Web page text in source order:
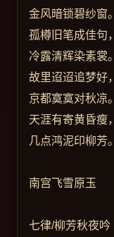
金风暗锁碧纱窗。
孤樽旧笔成佳句，
冷露清辉染素裳。
故里迢迢追梦好，
京都寞寞对秋凉。
天涯有寄黄昏瘦，
几点鸿泥印柳芳。
南宫飞雪原玉
七律/柳芳秋夜吟